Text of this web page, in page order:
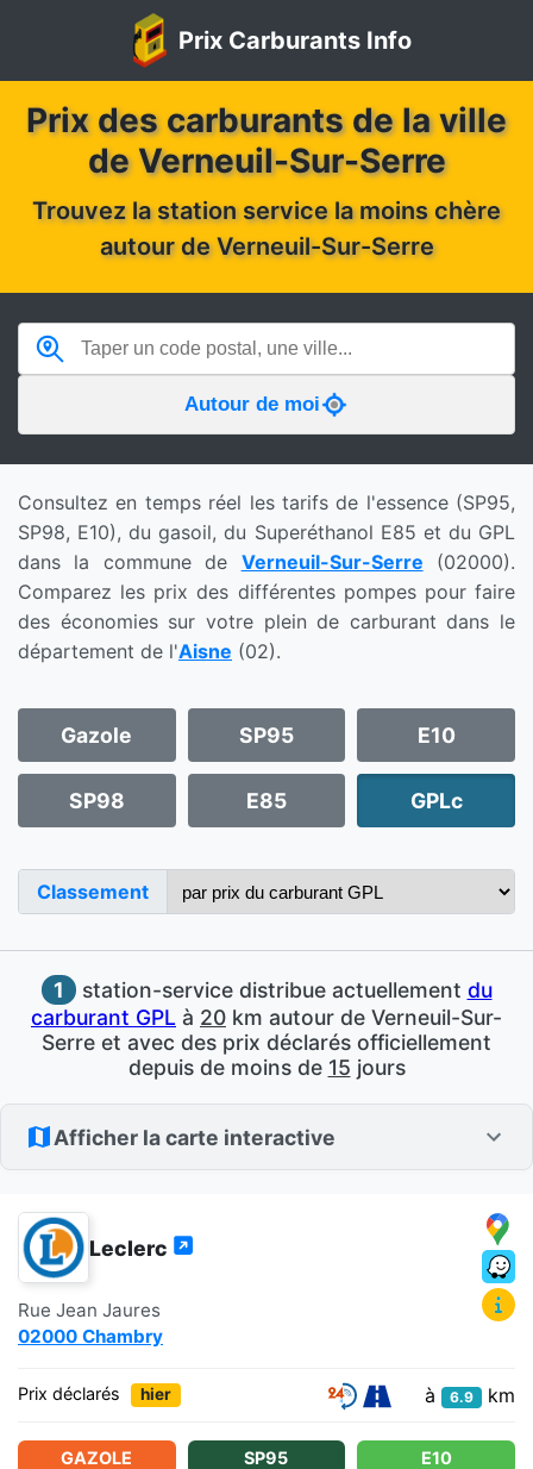
Prix Carburants Info
Prix des carburants de la ville
de Verneuil-Sur-Serre
Trouvez la station service la moins chère
autour de Verneuil-Sur-Serre
Autour de moi
Consultez en temps réel les tarifs de l'essence (SP95,
SP98, E10), du gasoil, du Superéthanol E85 et du GPL
dans la commune de Verneuil-Sur-Serre (02000).
Comparez les prix des différentes pompes pour faire
des économies sur votre plein de carburant dans le
département de l'Aisne (02).
Gazole SP95 E10
SP98 E85 GPLc
Classement
1 station-service distribue actuellement du
carburant GPL à 20 km autour de Verneuil-Sur-
Serre et avec des prix déclarés officiellement
depuis de moins de 15 jours
Afficher la carte interactive
Leclerc
Rue Jean Jaures
02000 Chambry
Prix déclarés hier à 6.9 km
GAZOLE SP95 E10